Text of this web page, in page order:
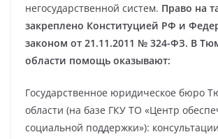
негосударственной систем. Право на
закреплено Конституцией РФ и
законом от 21.11.2011 № 324-ФЗ. В
области помощь оказывают:
Государственное юридическое бюро
области (на базе ГКУ ТО «Центр
социальной поддержки»):